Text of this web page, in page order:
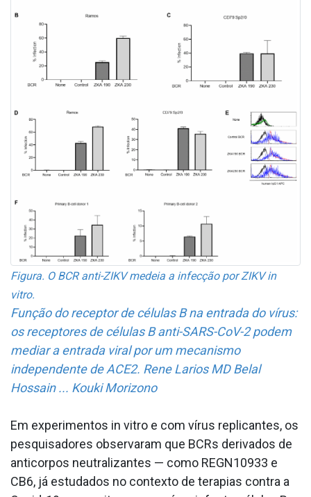
Figura. O BCR anti-ZIKV medeia a infecção por ZIKV in
vitro.
Função do receptor de células B na entrada do vírus:
os receptores de células B anti-SARS-CoV-2 podem
mediar a entrada viral por um mecanismo
independente de ACE2. Rene Larios MD Belal
Hossain ... Kouki Morizono
Em experimentos in vitro e com vírus replicantes, os
pesquisadores observaram que BCRs derivados de
anticorpos neutralizantes — como REGN10933 e
CB6, já estudados no contexto de terapias contra a